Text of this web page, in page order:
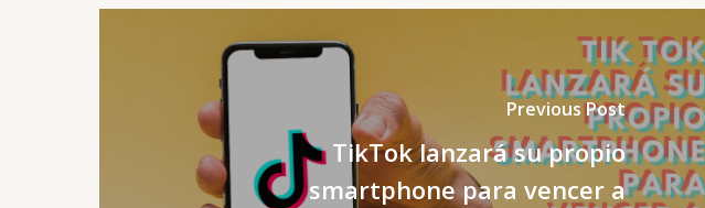
Previous Post
TikTok lanzará su propio
smartphone para vencer a